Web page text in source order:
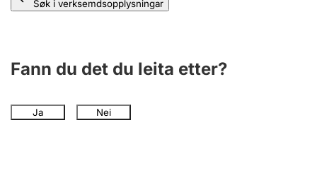
Søk i verksemdsopplysningar
Fann du det du leita etter?
Ja Nei